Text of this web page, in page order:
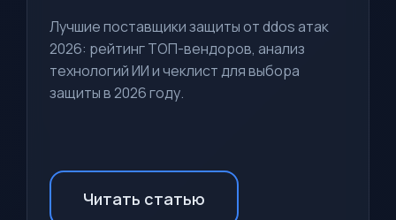
Лучшие поставщики защиты от ddos атак
2026: рейтинг ТОП-вендоров, анализ
технологий ИИ и чеклист для выбора
защиты в 2026 году.
Читать статью